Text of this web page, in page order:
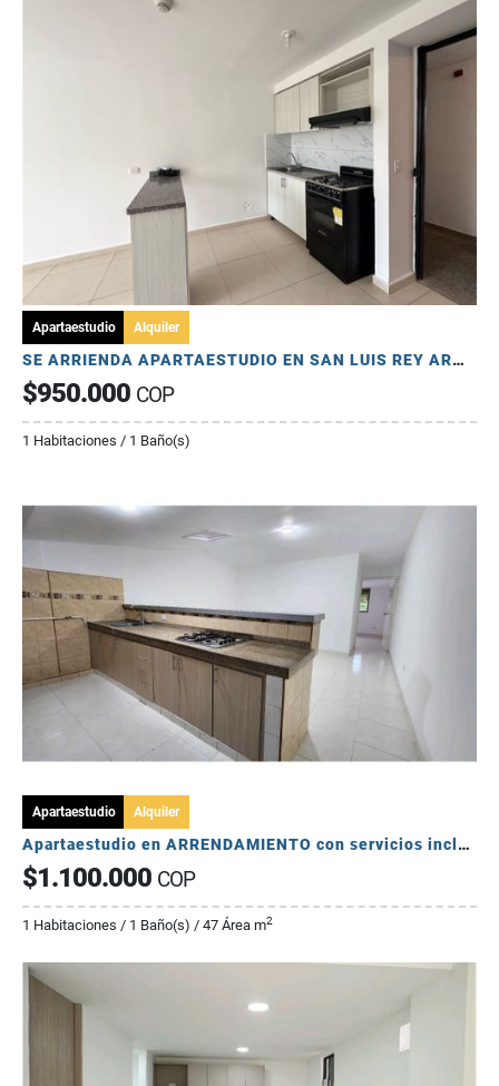
Apartaestudio Alquiler
SE ARRIENDA APARTAESTUDIO EN SAN LUIS REY ARMENIA
$950.000 COP
1 Habitaciones / 1 Baño(s)
Apartaestudio Alquiler
Apartaestudio en ARRENDAMIENTO con servicios incluidos
$1.100.000 COP
1 Habitaciones / 1 Baño(s) / 47 Área m2